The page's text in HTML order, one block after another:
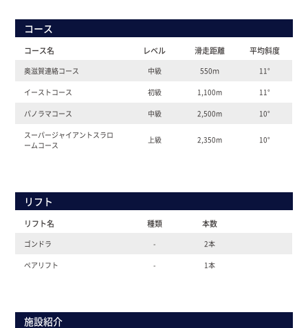
コース
コース名 レベル 滑走距離 平均斜度
奥滋賀連絡コース 中級 550ｍ 11°
イーストコース 初級 1,100m 11°
パノラマコース 中級 2,500m 10°
スーパージャイアントスラロ
ームコース
上級 2,350m 10°
リフト
リフト名 種類 本数
ゴンドラ - 2本
ペアリフト - 1本
施設紹介